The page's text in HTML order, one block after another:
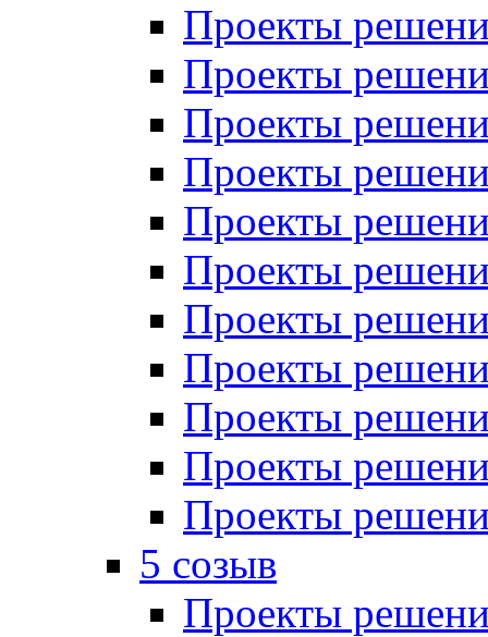
Проекты
Проекты
Проекты
Проекты
Проекты
Проекты
Проекты
Проекты
Проекты
Проекты
Проекты
5 созыв
Проекты